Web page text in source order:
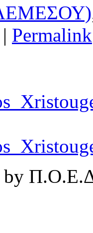
| Permalink
by